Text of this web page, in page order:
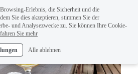
Erlebnis, die Sicherheit und die
Sie dies akzeptieren, stimmen Sie der
und Analysezwecke zu. Sie können Ihre Cookie-
Sie mehr
Alle ablehnen